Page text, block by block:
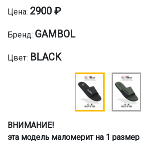
Цена: 2900 ₽
Бренд: GAMBOL
Цвет: BLACK
ВНИМАНИЕ!
эта модель маломерит на 1 размер